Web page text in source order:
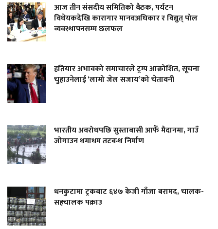
आज तीन संसदीय समितिको बैठक, पर्यटन
विधेयकदेखि कारागार मानवअधिकार र विद्युत् पोल
व्यवस्थापनसम्म छलफल
हतियार अभावको समाचारले ट्रम्प आक्रोशित, सूचना
चुहाउनेलाई ‘लामो जेल सजाय’को चेतावनी
भारतीय अवरोधपछि सुस्ताबासी आफैँ मैदानमा, गाउँ
जोगाउन धमाधम तटबन्ध निर्माण
धनकुटामा ट्रकबाट ६४७ केजी गाँजा बरामद, चालक-
सहचालक पक्राउ